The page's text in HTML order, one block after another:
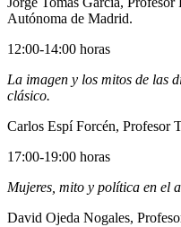
Autónoma de Madrid.
12:00-14:00 horas
La imagen y los mitos de las
clásico.
Carlos Espí Forcén, Profesor
17:00-19:00 horas
Mujeres, mito y política en el
David Ojeda Nogales,